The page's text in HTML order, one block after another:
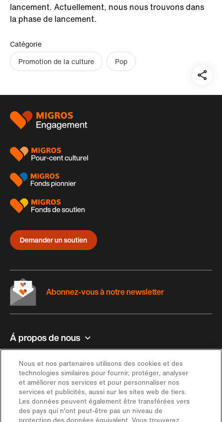
lancement. Actuellement, nous nous trouvons dans
la phase de lancement.
Catégorie
Promotion de la culture
Pop
auf:
Pied
page
Demander un soutien
Á propos de nous
Contact et aide
Inspiration
Abonnez-vous à notre newsletter
Nous et nos partenaires utilisons des cookies et des
technologies similaires pour fournir, protéger, analyser
et améliorer nos services et pour personnaliser nos
services et publicités, aussi sur les sites web de tiers.
Les données peuvent également être transférées vers
des pays qui n'ont peut-être pas un niveau de